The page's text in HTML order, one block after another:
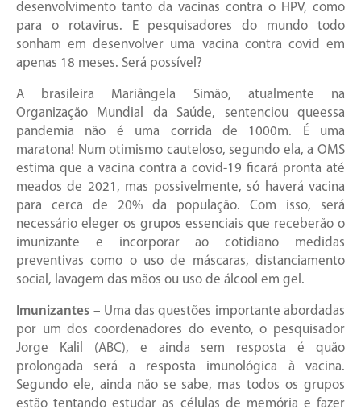
desenvolvimento tanto da vacinas contra o HPV, como
para o rotavirus. E pesquisadores do mundo todo
sonham em desenvolver uma vacina contra covid em
apenas 18 meses. Será possível?
A brasileira Mariângela Simão, atualmente na
Organização Mundial da Saúde, sentenciou queessa
pandemia não é uma corrida de 1000m. É uma
maratona! Num otimismo cauteloso, segundo ela, a OMS
estima que a vacina contra a covid-19 ficará pronta até
meados de 2021, mas possivelmente, só haverá vacina
para cerca de 20% da população. Com isso, será
necessário eleger os grupos essenciais que receberão o
imunizante e incorporar ao cotidiano medidas
preventivas como o uso de máscaras, distanciamento
social, lavagem das mãos ou uso de álcool em gel.
Imunizantes – Uma das questões importante abordadas
por um dos coordenadores do evento, o pesquisador
Jorge Kalil (ABC), e ainda sem resposta é quão
prolongada será a resposta imunológica à vacina.
Segundo ele, ainda não se sabe, mas todos os grupos
estão tentando estudar as células de memória e fazer